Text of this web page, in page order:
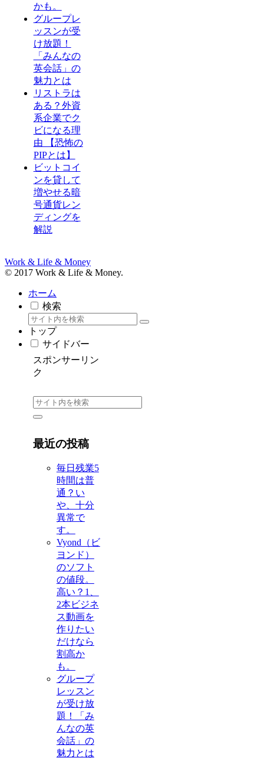
かも。
グループレ
ッスンが受
け放題！
「みんなの
英会話」の
魅力とは
リストラは
ある？外資
系企業でク
ビになる理
由 【恐怖の
PIPとは】
ビットコイ
ンを貸して
増やせる暗
号通貨レン
ディングを
解説
Work & Life & Money
© 2017 Work & Life & Money.
ホーム
検索
トップ
サイドバー
スポンサーリン
ク
最近の投稿
毎日残業5
時間は普
通？い
や、十分
異常で
す。
Vyond（ビ
ヨンド）
のソフト
の値段。
高い？1、
2本ビジネ
ス動画を
作りたい
だけなら
割高か
も。
グループ
レッスン
が受け放
題！「み
んなの英
会話」の
魅力とは